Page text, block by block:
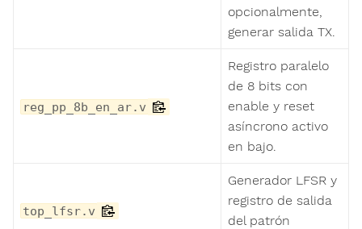
opcionalmente,
generar salida TX.
reg_pp_8b_en_ar.v
Registro paralelo
de 8 bits con
enable y reset
asíncrono activo
en bajo.
top_lfsr.v
Generador LFSR y
registro de salida
del patrón